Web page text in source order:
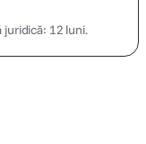
juridică: 12 luni.